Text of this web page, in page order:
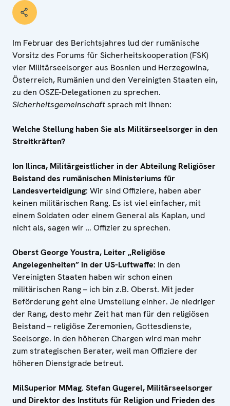
Im Februar des Berichtsjahres lud der rumänische
Vorsitz des Forums für Sicherheitskooperation (FSK)
vier Militärseelsorger aus Bosnien und Herzegowina,
Österreich, Rumänien und den Vereinigten Staaten ein,
zu den OSZE-Delegationen zu sprechen.
Sicherheitsgemeinschaftsprach mit ihnen:
Welche Stellung haben Sie als Militärseelsorger in den
Streitkräften?
Ion Ilinca, Militärgeistlicher in der Abteilung Religiöser
Beistand des rumänischen Ministeriums für
Landesverteidigung: Wir sind Offiziere, haben aber
keinen militärischen Rang. Es ist viel einfacher, mit
einem Soldaten oder einem General als Kaplan, und
nicht als, sagen wir … Offizier zu sprechen.
Oberst George Youstra, Leiter „Religiöse
Angelegenheiten” in der US-Luftwaffe: In den
Vereinigten Staaten haben wir schon einen
militärischen Rang – ich bin z.B. Oberst. Mit jeder
Beförderung geht eine Umstellung einher. Je niedriger
der Rang, desto mehr Zeit hat man für den religiösen
Beistand – religiöse Zeremonien, Gottesdienste,
Seelsorge. In den höheren Chargen wird man mehr
zum strategischen Berater, weil man Offiziere der
höheren Dienstgrade betreut.
MilSuperior MMag. Stefan Gugerel, Militärseelsorger
und Direktor des Instituts für Religion und Frieden des